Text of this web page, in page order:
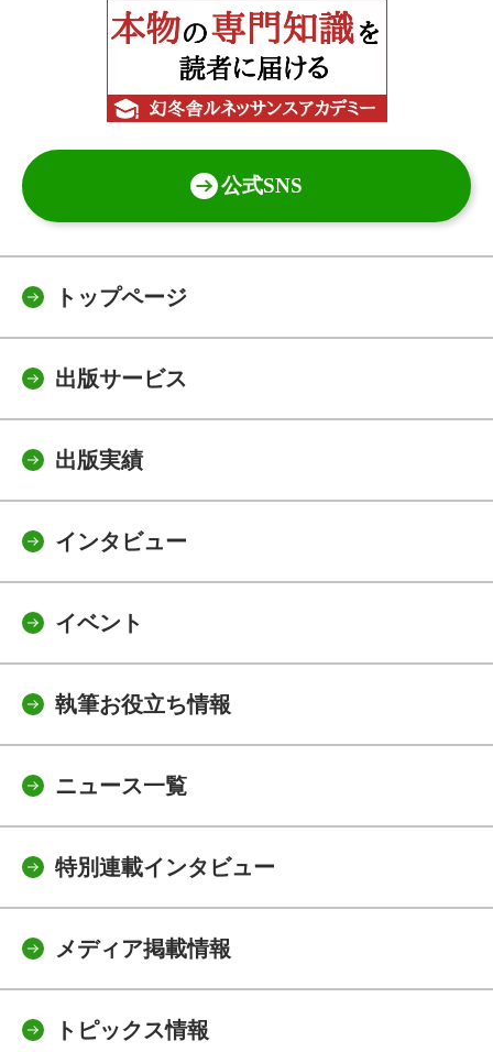
公式SNS
トップページ
出版サービス
出版実績
インタビュー
イベント
執筆お役立ち情報
ニュース一覧
特別連載インタビュー
メディア掲載情報
トピックス情報